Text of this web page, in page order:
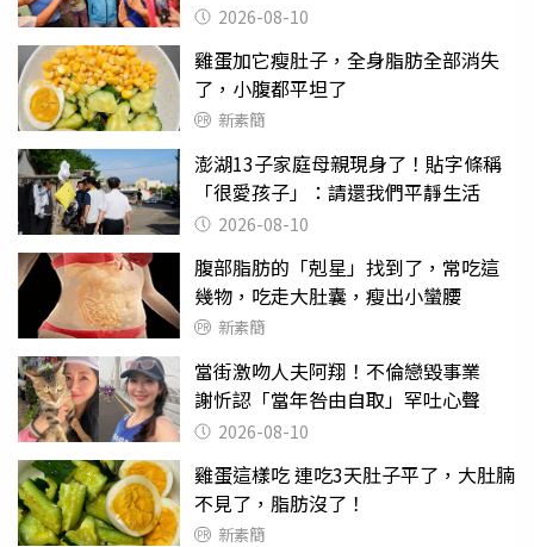
2026-08-10
雞蛋加它瘦肚子，全身脂肪全部消失
了，小腹都平坦了
新素簡
澎湖13子家庭母親現身了！貼字條稱
「很愛孩子」：請還我們平靜生活
2026-08-10
腹部脂肪的「剋星」找到了，常吃這
幾物，吃走大肚囊，瘦出小蠻腰
新素簡
當街激吻人夫阿翔！不倫戀毀事業
謝忻認「當年咎由自取」罕吐心聲
2026-08-10
雞蛋這樣吃 連吃3天肚子平了，大肚腩
不見了，脂肪沒了！
新素簡